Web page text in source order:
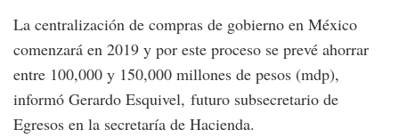
La centralización de compras de gobierno en México
comenzará en 2019 y por este proceso se prevé ahorrar
entre 100,000 y 150,000 millones de pesos (mdp),
informó Gerardo Esquivel, futuro subsecretario de
Egresos en la secretaría de Hacienda.